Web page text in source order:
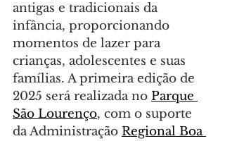
antigas e tradicionais da
infância, proporcionando
momentos de lazer para
crianças, adolescentes e suas
famílias. A primeira edição de
2025 será realizada no Parque
São Lourenço, com o suporte
da Administração Regional Boa